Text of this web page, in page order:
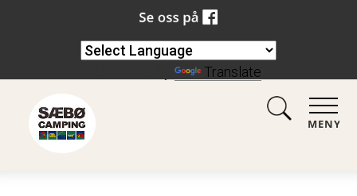
MENY
Translate